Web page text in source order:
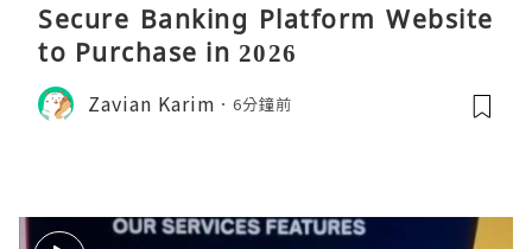
Secure Banking Platform Website
to Purchase in 2026
Zavian Karim 6分鐘前